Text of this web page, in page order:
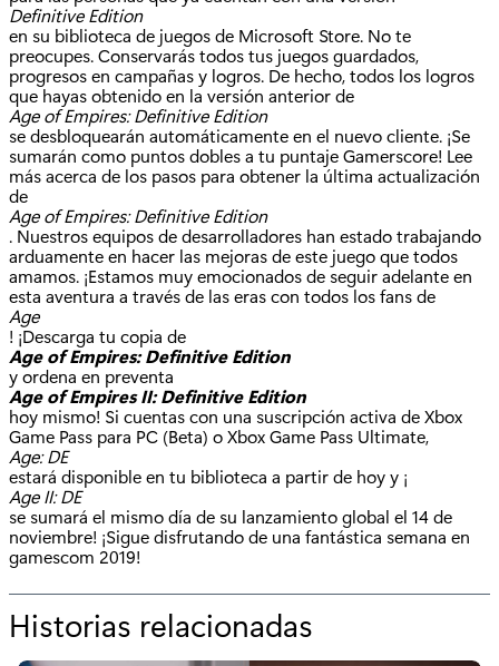
Definitive Edition
en su biblioteca de juegos de Microsoft Store. No te
preocupes. Conservarás todos tus juegos guardados,
progresos en campañas y logros. De hecho, todos los logros
que hayas obtenido en la versión anterior de
Age of Empires: Definitive Edition
se desbloquearán automáticamente en el nuevo cliente. ¡Se
sumarán como puntos dobles a tu puntaje Gamerscore! Lee
más acerca de los pasos para obtener la última actualización
de
Age of Empires: Definitive Edition
. Nuestros equipos de desarrolladores han estado trabajando
arduamente en hacer las mejoras de este juego que todos
amamos. ¡Estamos muy emocionados de seguir adelante en
esta aventura a través de las eras con todos los fans de
Age
! ¡Descarga tu copia de
Age of Empires: Definitive Edition
y ordena en preventa
Age of Empires II: Definitive Edition
hoy mismo! Si cuentas con una suscripción activa de Xbox
Game Pass para PC (Beta) o Xbox Game Pass Ultimate,
Age: DE
estará disponible en tu biblioteca a partir de hoy y ¡
Age II: DE
se sumará el mismo día de su lanzamiento global el 14 de
noviembre! ¡Sigue disfrutando de una fantástica semana en
gamescom 2019!
Historias relacionadas